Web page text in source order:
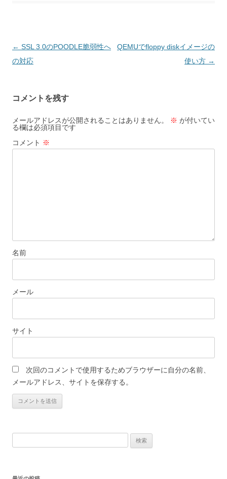
投
稿
ゲ
ー
シ
ョ
← SSL 3.0のPOODLE脆弱性へ
の対応
QEMUでfloppy diskイメージの
使い方 →
コメントを残す
メールアドレスが公開されることはありません。 ※ が付いてい
る欄は必須項目です
コメント ※
名前
メール
サイト
次回のコメントで使用するためブラウザーに自分の名前、
メールアドレス、サイトを保存する。